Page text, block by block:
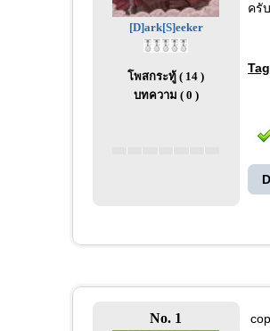
[D]ark[S]eeker
โพสกระทู้ ( 14 )
บทความ ( 0 )
ครั
Tag
No. 1